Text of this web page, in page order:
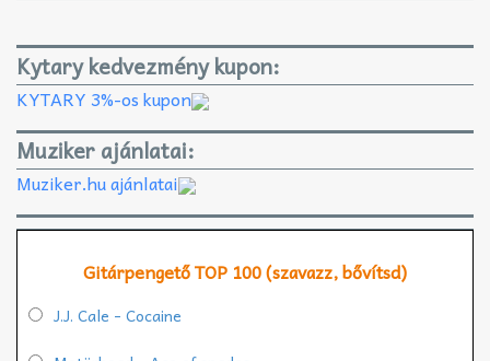
Kytary kedvezmény kupon:
KYTARY 3%-os kupon
Muziker ajánlatai:
Muziker.hu ajánlatai
Gitárpengető TOP 100 (szavazz, bővítsd)
J.J. Cale - Cocaine